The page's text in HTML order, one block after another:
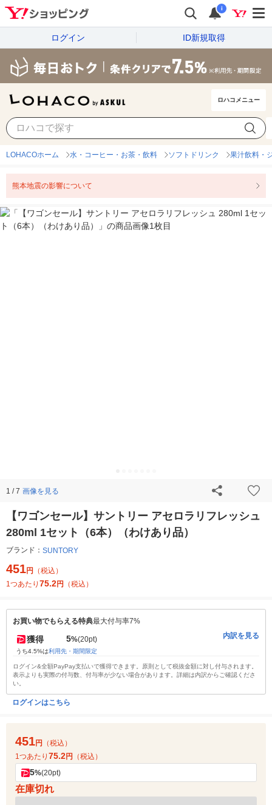
i
ログイン ID新規取得
ロハコメニュー
LOHACOホーム 水・コーヒー・お茶・飲料 ソフトドリンク 果汁飲料・
熊本地震の影響について
1 / 7 画像を見る
【ワゴンセール】サントリー アセロラリフレッシュ
280ml 1セット（6本）（わけあり品）
ブランド： SUNTORY
451円
（税込）
1つあたり 75.2円 （税込）
お買い物でもらえる特典最大付与率7%
獲得 5%(20pt)
うち4.5%は利用先・期間限定
内訳を見る
ログイン&全額PayPay支払いで獲得できます。原則として税抜金額に対し付与されます。
表示よりも実際の付与数、付与率が少ない場合があります。詳細は内訳からご確認くださ
い。
ログインはこちら
451円
（税込）
1つあたり 75.2円 （税込）
5%(20pt)
在庫切れ